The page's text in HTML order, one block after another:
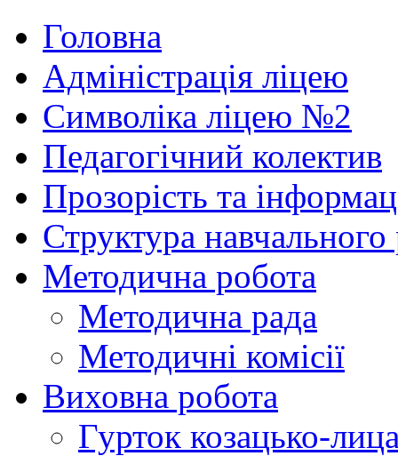
Головна
Адміністрація ліцею
Символіка ліцею №2
Педагогічний колектив
Прозорість та
Структура навчального
Методична робота
Методична рада
Методичні комісії
Виховна робота
Гурток козацько-